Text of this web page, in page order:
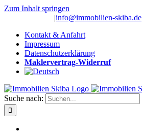
Zum Inhalt springen
|info@immobilien-skiba.de
Kontakt & Anfahrt
Impressum
Datenschutzerklärung
Maklervertrag-Widerruf
Suche nach: